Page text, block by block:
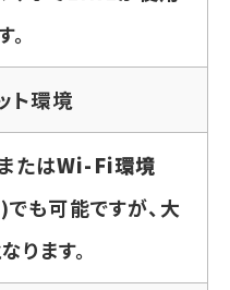
ト環境
たはWi-Fi環境
も可能ですが、大
ります。